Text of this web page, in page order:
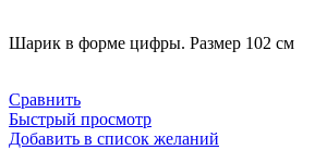
Шарик в форме цифры. Размер 102 см
Сравнить
Быстрый просмотр
Добавить в список желаний